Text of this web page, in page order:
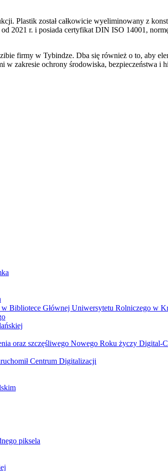
Plastik został całkowicie wyeliminowany z
2021 r. i posiada certyfikat DIN ISO 14001,
firmy w Tybindze. Dba się również o to, aby
zakresie ochrony środowiska, bezpieczeństwa
w Bibliotece Głównej Uniwersytetu Rolniczego w
oraz szczęśliwego Nowego Roku życzy Digital-
Centrum Digitalizacji
piksela